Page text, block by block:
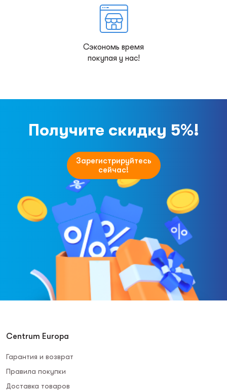
Сэкономь время
покупая у нас!
Получите скидку 5%!
Зарегистрируйтесь
сейчас!
Centrum Europa
Гарантия и возврат
Правила покупки
Доставка товаров